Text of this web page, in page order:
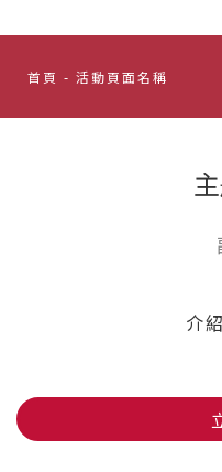
首頁 - 活動頁面名稱
介